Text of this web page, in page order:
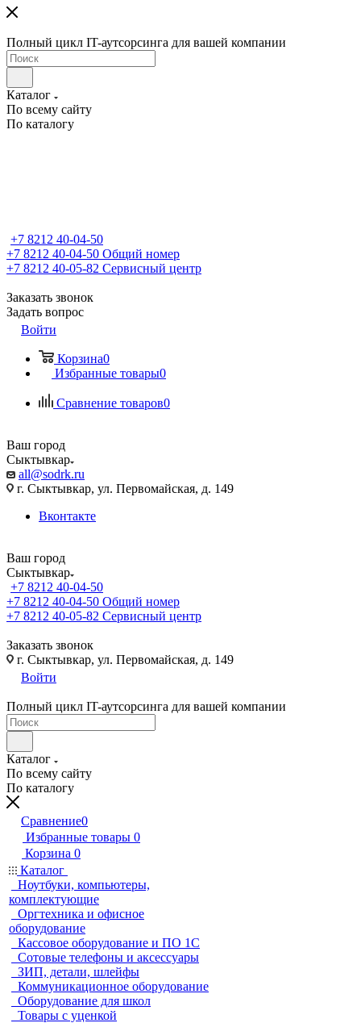
Полный цикл IT-аутсорсинга для вашей компании
Каталог
По всему сайту
По каталогу
+7 8212 40-04-50
+7 8212 40-04-50 Общий номер
+7 8212 40-05-82 Сервисный центр
Заказать звонок
Задать вопрос
Войти
Корзина0
Избранные товары0
Сравнение товаров0
Ваш город
Сыктывкар
all@sodrk.ru
г. Сыктывкар, ул. Первомайская, д. 149
Вконтакте
Ваш город
Сыктывкар
+7 8212 40-04-50
+7 8212 40-04-50 Общий номер
+7 8212 40-05-82 Сервисный центр
Заказать звонок
г. Сыктывкар, ул. Первомайская, д. 149
Войти
Полный цикл IT-аутсорсинга для вашей компании
Каталог
По всему сайту
По каталогу
Сравнение0
Избранные товары 0
Корзина 0
Каталог
Ноутбуки, компьютеры,
комплектующие
Оргтехника и офисное
оборудование
Кассовое оборудование и ПО 1С
Сотовые телефоны и аксессуары
ЗИП, детали, шлейфы
Коммуникационное оборудование
Оборудование для школ
Товары с уценкой